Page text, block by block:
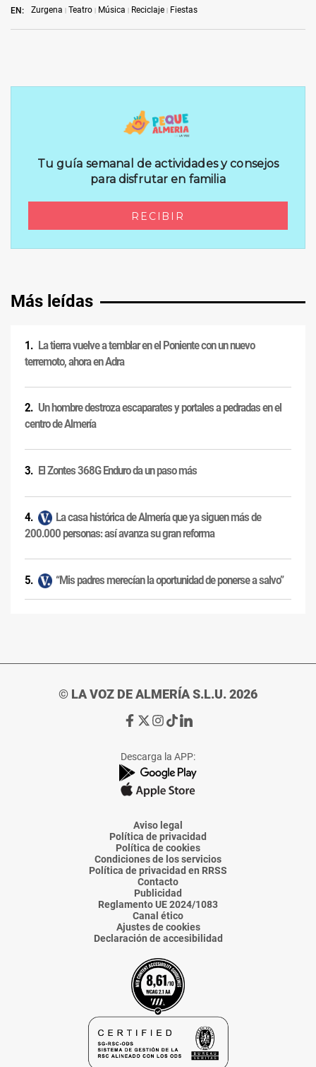
EN: Zurgena Teatro Música Reciclaje Fiestas
Más leídas
La tierra vuelve a temblar en el Poniente con un nuevo
terremoto, ahora en Adra
Un hombre destroza escaparates y portales a pedradas en el
centro de Almería
El Zontes 368G Enduro da un paso más
La casa histórica de Almería que ya siguen más de
200.000 personas: así avanza su gran reforma
“Mis padres merecían la oportunidad de ponerse a salvo”
© LA VOZ DE ALMERÍA S.L.U. 2026
Ir
de
La
Voz
Almería
Ir
de
La
Voz
Almería
Ir
de
La
Voz
Almería
Ir
de
La
Voz
Almería
Ir
de
La
Voz
Descarga la APP:
Aviso legal
Política de privacidad
Política de cookies
Condiciones de los servicios
Política de privacidad en RRSS
Contacto
Publicidad
Reglamento UE 2024/1083
Canal ético
Ajustes de cookies
Declaración de accesibilidad